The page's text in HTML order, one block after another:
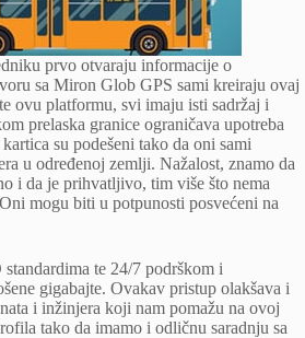
prvo otvaraju informacije o
sa Miron Glob GPS sami kreiraju ovaj
ovu platformu, svi imaju isti sadržaj i
prelaska granice ograničava upotreba
su podešeni tako da oni sami
u određenoj zemlji. Nažalost, znamo da
i da je prihvatljivo, tim više što nema
mogu biti u potpunosti posvećeni na
te 24/7 podrškom i
gigabajte. Ovakav pristup olakšava i
i inžinjera koji nam pomažu na ovoj
tako da imamo i odličnu saradnju sa